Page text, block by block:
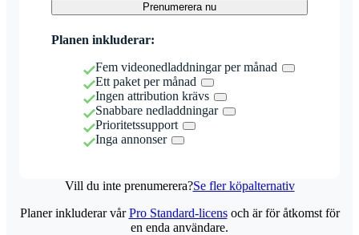
Prenumerera nu
Planen inkluderar:
Fem videonedladdningar per månad
Ett paket per månad
Ingen attribution krävs
Snabbare nedladdningar
Prioritetssupport
Inga annonser
Vill du inte prenumerera?Se fler köpalternativ
Planer inkluderar vårPro Standard-licensoch är för åtkomst för
en enda användare.